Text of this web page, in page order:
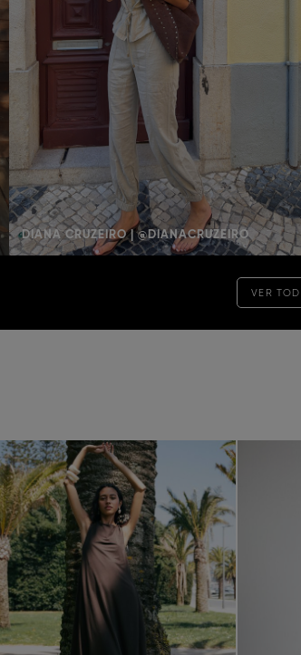
DIANA CRUZEIRO | @DIANACRUZEIRO
VER
Previous Next